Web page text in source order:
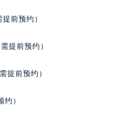
（需提前预约）
心（需提前预约）
心（需提前预约）
（需提前预约）
前预约）
提前预约）
提前预约）
）